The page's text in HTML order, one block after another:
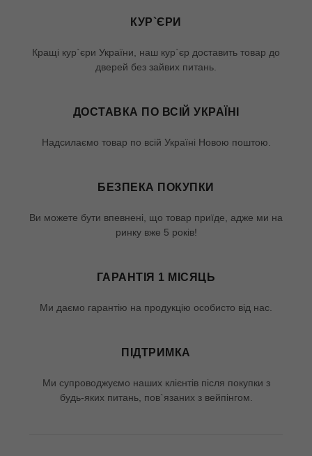
КУР`ЄРИ
Кращі кур`єри України, наш кур`єр доставить товар до
дверей без зайвих питань.
ДОСТАВКА ПО ВСІЙ УКРАЇНІ
Надсилаємо товар по всій Україні Новою поштою.
БЕЗПЕКА ПОКУПКИ
Ви можете бути впевнені, що товар приїде, адже ми на
ринку вже 5 років!
ГАРАНТІЯ 1 МІСЯЦЬ
Ми даємо гарантію на продукцію особисто від нас.
ПІДТРИМКА
Ми супроводжуємо наших клієнтів після покупки з
будь-яких питань, пов`язаних з вейпінгом.